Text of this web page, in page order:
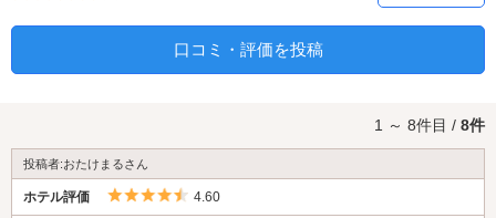
口コミ・評価を投稿
1 ～ 8件目 / 8件
投稿者:おたけまるさん
ホテル評価 5つ星のうち4.5
4.60